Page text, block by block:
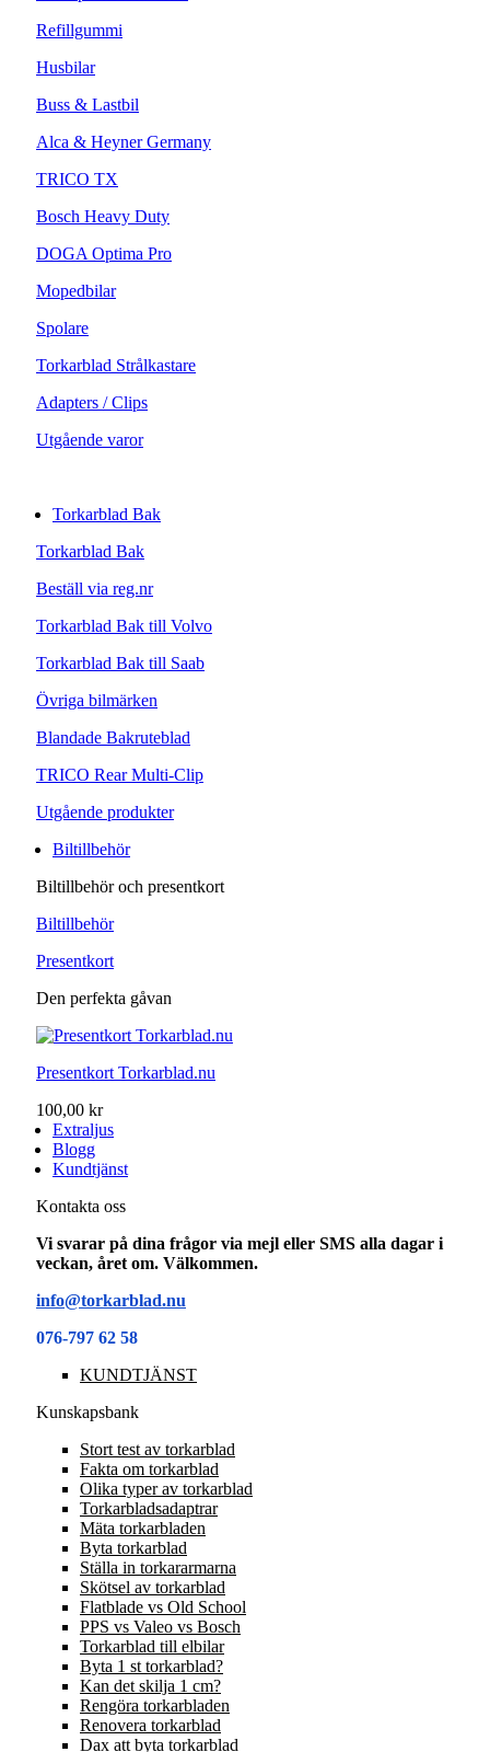
Refillgummi
Husbilar
Buss & Lastbil
Alca & Heyner Germany
TRICO TX
Bosch Heavy Duty
DOGA Optima Pro
Mopedbilar
Spolare
Torkarblad Strålkastare
Adapters / Clips
Utgående varor
Torkarblad Bak
Torkarblad Bak
Beställ via reg.nr
Torkarblad Bak till Volvo
Torkarblad Bak till Saab
Övriga bilmärken
Blandade Bakruteblad
TRICO Rear Multi-Clip
Utgående produkter
Biltillbehör
Biltillbehör och presentkort
Biltillbehör
Presentkort
Den perfekta gåvan
Presentkort Torkarblad.nu
100,00 kr
Extraljus
Blogg
Kundtjänst
Kontakta oss
Vi svarar på dina frågor via mejl eller SMS alla dagar i
veckan, året om. Välkommen.
info@torkarblad.nu
076-797 62 58
KUNDTJÄNST
Kunskapsbank
Stort test av torkarblad
Fakta om torkarblad
Olika typer av torkarblad
Torkarbladsadaptrar
Mäta torkarbladen
Byta torkarblad
Ställa in torkararmarna
Skötsel av torkarblad
Flatblade vs Old School
PPS vs Valeo vs Bosch
Torkarblad till elbilar
Byta 1 st torkarblad?
Kan det skilja 1 cm?
Rengöra torkarbladen
Renovera torkarblad
Dax att byta torkarblad